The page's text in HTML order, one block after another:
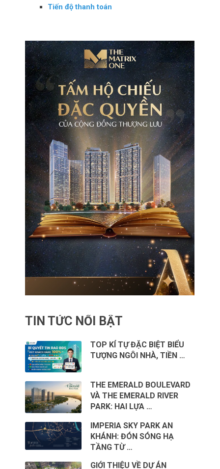
Tiến độ thanh toán
TIN TỨC NỔI BẬT
TOP KÍ TỰ ĐẶC BIỆT BIỂU
TƯỢNG NGÔI NHÀ, TIỀN …
THE EMERALD BOULEVARD
VÀ THE EMERALD RIVER
PARK: HAI LỰA …
IMPERIA SKY PARK AN
KHÁNH: ĐÓN SÓNG HẠ
TẦNG TỪ …
GIỚI THIỆU VỀ DỰ ÁN